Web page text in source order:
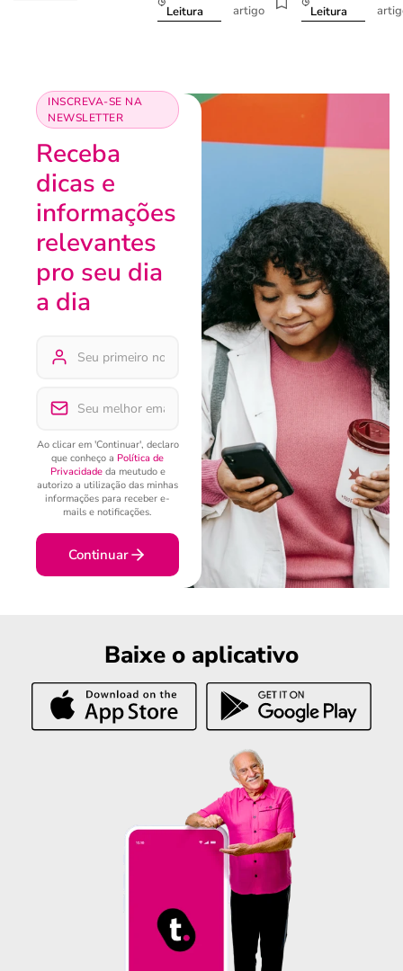
Leitura
artigo
Leitura
INSCREVA-SE NA
NEWSLETTER
Receba
dicas e
informações
relevantes
pro seu dia
a dia
Ao clicar em 'Continuar', declaro
que conheço a Política de
Privacidadeda meutudo e
autorizo a utilização das minhas
informações para receber e-
mails e notificações.
Continuar
Baixe o aplicativo